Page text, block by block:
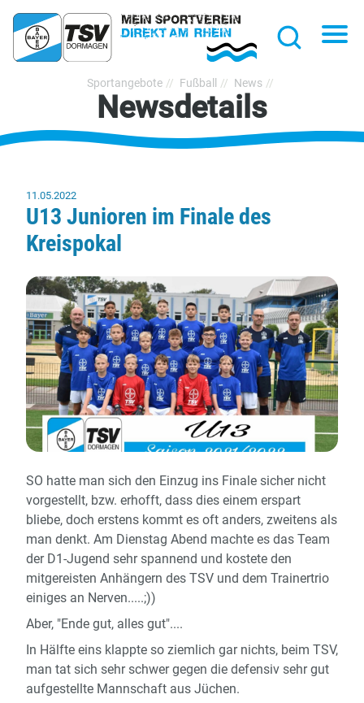
TSV
Bayer
Dormagen
1920
Sportangebote Fußball News
Newsdetails
11.05.2022
U13 Junioren im Finale des
Kreispokal
SO hatte man sich den Einzug ins Finale sicher nicht
vorgestellt, bzw. erhofft, dass dies einem erspart
bliebe, doch erstens kommt es oft anders, zweitens als
man denkt. Am Dienstag Abend machte es das Team
der D1-Jugend sehr spannend und kostete den
mitgereisten Anhängern des TSV und dem Trainertrio
einiges an Nerven.....;))
Aber, "Ende gut, alles gut"....
In Hälfte eins klappte so ziemlich gar nichts, beim TSV,
man tat sich sehr schwer gegen die defensiv sehr gut
aufgestellte Mannschaft aus Jüchen.